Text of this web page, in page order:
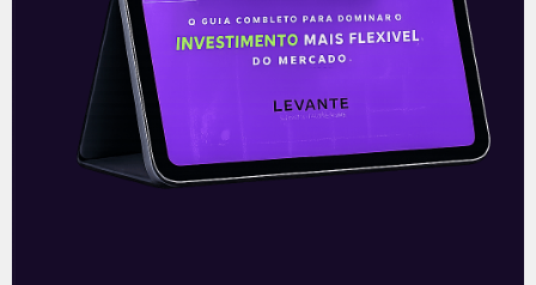
Petrobras (PETR4) amplia
produção e bate recordes
operacionais no 2T26